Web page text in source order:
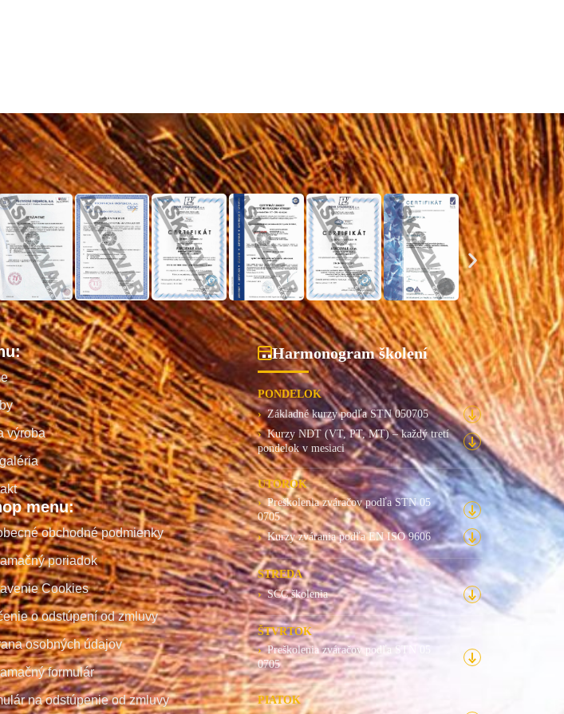
výroba
menu:
obchodné podmienky
poriadok
Cookies
o odstúpení od zmluvy
osobných údajov
formulár
na odstúpenie od zmluvy
Harmonogram školení
PONDELOK
Základné kurzy podľa STN 050705
Kurzy NDT (VT, PT, MT) – každý tretí
pondelok v mesiaci
UTOROK
Preškolenia zváračov podľa STN 05
0705
Kurzy zvárania podľa EN ISO 9606
STREDA
SCC školenia
ŠTVRTOK
Preškolenia zváračov podľa STN 05
0705
PIATOK